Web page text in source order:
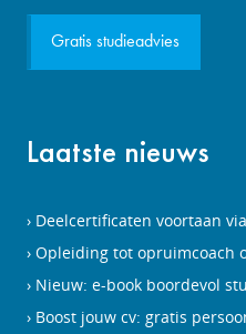
Gratis studieadvies
Laatste nieuws
Deelcertificaten voortaan
Opleiding tot opruimcoach
Nieuw: e-book boordevol
Boost jouw cv: gratis